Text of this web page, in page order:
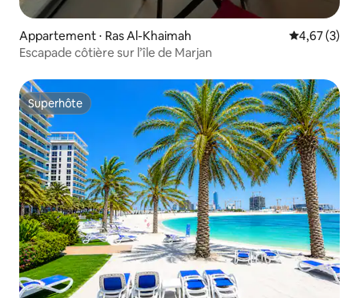
Appartement ⋅ Ras Al-Khaimah Évaluation
4,67 (3)
Escapade côtière sur l’île de Marjan
Superhôte
Superhôte